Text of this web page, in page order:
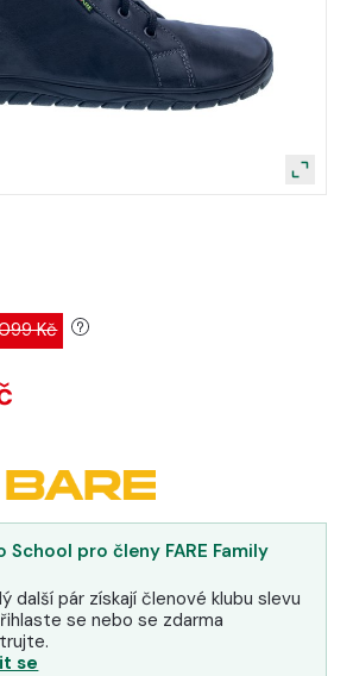
Kč
School pro členy FARE Family
další pár získají členové klubu slevu
se nebo se zdarma
se